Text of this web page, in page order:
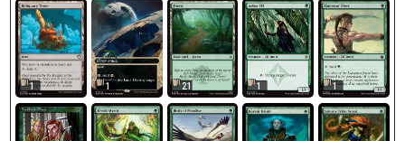
1 1 21 1 1